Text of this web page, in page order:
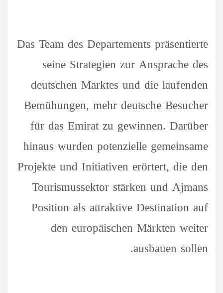
Das Team des Departements präsentierte
seine Strategien zur Ansprache des
deutschen Marktes und die laufenden
Bemühungen, mehr deutsche Besucher
für das Emirat zu gewinnen. Darüber
hinaus wurden potenzielle gemeinsame
Projekte und Initiativen erörtert, die den
Tourismussektor stärken und Ajmans
Position als attraktive Destination auf
den europäischen Märkten weiter
ausbauen sollen.